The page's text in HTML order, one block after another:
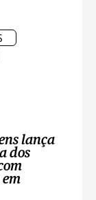
lança
dos
em